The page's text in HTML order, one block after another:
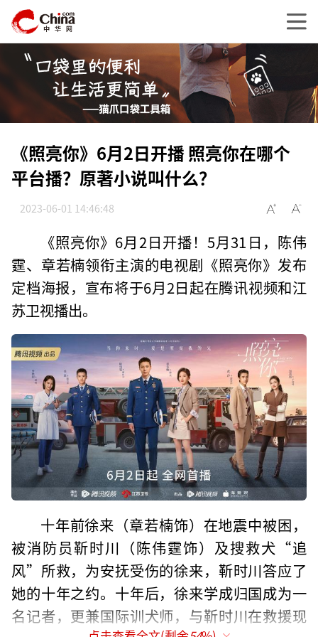
《照亮你》6月2日开播 照亮你在哪个
平台播？原著小说叫什么？
2023-06-01 14:46:48
《照亮你》6月2日开播！5月31日，陈伟
霆、章若楠领衔主演的电视剧《照亮你》发布
定档海报，宣布将于6月2日起在腾讯视频和江
苏卫视播出。
十年前徐来（章若楠饰）在地震中被困，
被消防员靳时川（陈伟霆饰）及搜救犬“追
风”所救，为安抚受伤的徐来，靳时川答应了
她的十年之约。十年后，徐来学成归国成为一
名记者，更兼国际训犬师，与靳时川在救援现